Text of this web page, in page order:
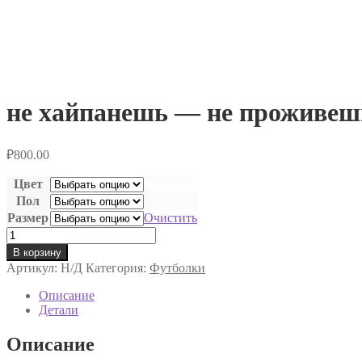
не хайпанешь — не
₽800.00
Цвет
Пол
Размер
Очистить
Количество
товара
не
хайпанешь
проживешь
В корзину
Артикул: Н/Д Категория: Футболки
Описание
Детали
Описание